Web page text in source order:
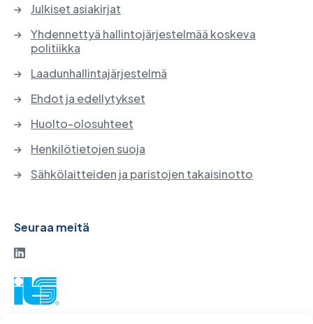
Julkiset asiakirjat
Yhdennettyä hallintojärjestelmää koskeva
politiikka
Laadunhallintajärjestelmä
Ehdot ja edellytykset
Huolto-olosuhteet
Henkilötietojen suoja
Sähkölaitteiden ja paristojen takaisinotto
Seuraa meitä